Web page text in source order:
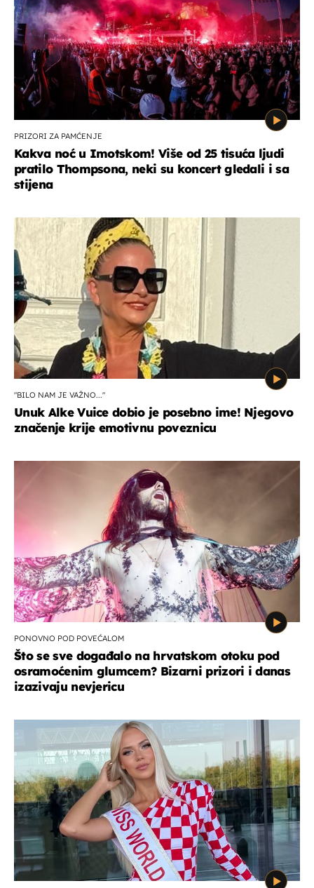
PRIZORI ZA PAMĆENJE
Kakva noć u Imotskom! Više od 25 tisuća ljudi
pratilo Thompsona, neki su koncert gledali i sa
stijena
"BILO NAM JE VAŽNO..."
Unuk Alke Vuice dobio je posebno ime! Njegovo
značenje krije emotivnu poveznicu
PONOVNO POD POVEĆALOM
Što se sve događalo na hrvatskom otoku pod
osramoćenim glumcem? Bizarni prizori i danas
izazivaju nevjericu